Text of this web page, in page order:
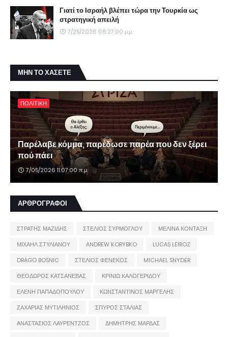
Γιατί το Ισραήλ βλέπει τώρα την Τουρκία ως
στρατηγική απειλή
7/25/2026 06:27:00 μ.μ.
ΜΗΝ ΤΟ ΧΑΣΕΤΕ
ΠΟΛΙΤΙΚΗ
Παρέλαβε κόμμα, παρέδωσε παρέα που δεν ξέρει
πού πάει
7/05/2026 11:07:00 π.μ.
ΑΡΘΡΟΓΡΑΦΟΙ
ΣΤΡΑΤΗΣ ΜΑΖΙΔΗΣ ΣΤΕΛΙΟΣ ΣΥΡΜΟΓΛΟΥ
ΜΕΛΙΝΑ ΚΟΝΤΑΞΗ
ΜΙΧΑΗΛ ΣΤΥΛΙΑΝΟΥ
ANDREW KORYBKO
LUCAS LEIROZ
DRAGO BOSNIC
ΣΤΕΛΙΟΣ ΦΕΝΕΚΟΣ
MICHAEL SNYDER
ΘΕΟΔΩΡΟΣ ΚΑΤΣΑΝΕΒΑΣ
ΚΡΙΝΙΩ ΚΑΛΟΓΕΡΙΔΟΥ
ΕΛΕΝΗ ΠΑΠΑΔΟΠΟΥΛΟΥ
ΚΩΝΣΤΑΝΤΙΝΟΣ ΜΑΡΓΕΛΗΣ
ΖΑΧΑΡΙΑΣ ΜΥΤΙΛΗΝΙΟΣ
ΣΠΥΡΟΣ ΣΤΑΛΙΑΣ
ΑΝΑΣΤΑΣΙΟΣ ΛΑΥΡΕΝΤΖΟΣ
ΔΗΜΗΤΡΗΣ ΜΑΡΔΑΣ